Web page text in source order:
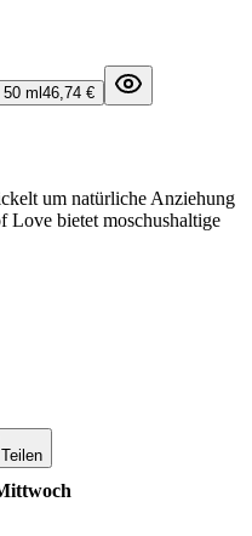
ml 46,74 €
um natürliche Anziehung
Love bietet moschushaltige
Teilen